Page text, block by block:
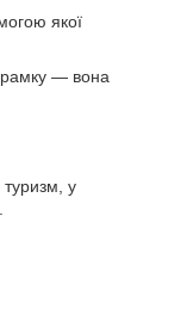
якої
рамку — вона
у